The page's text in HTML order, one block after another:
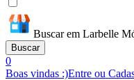
Buscar em Larbelle
Buscar
0
Boas vindas :)Entre ou